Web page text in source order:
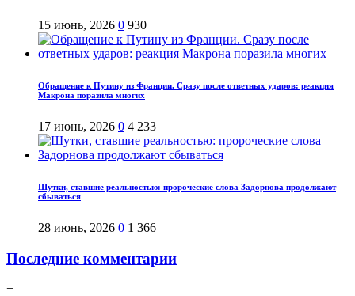
15 июнь, 2026 0 930
Обращение к Путину из Франции. Сразу после ответных ударов: реакция
Макрона поразила многих
17 июнь, 2026 0 4 233
Шутки, ставшие реальностью: пророческие слова Задорнова продолжают
сбываться
28 июнь, 2026 0 1 366
Последние комментарии
+